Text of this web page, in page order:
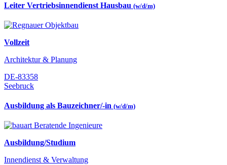
Leiter Vertriebsinnendienst Hausbau (w/d/m)
Vollzeit
Architektur & Planung
DE-83358
Seebruck
Ausbildung als Bauzeichner/-in (w/d/m)
Ausbildung/Studium
Innendienst & Verwaltung